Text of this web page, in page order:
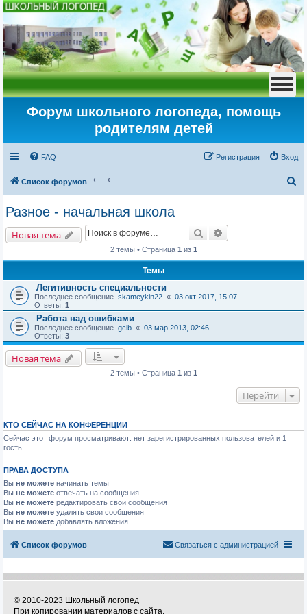
Форум школьного логопеда, помощь
родителям детей
FAQ Вход
Регистрация
Список форумов
о
Разное - начальная школа
Новая тема Поиск
2 темы • Страница 1 из 1
Темы
Легитивность специальности
Последнее сообщение skameykin22 « 03 окт 2017, 15:07
Ответы: 1
Работа над ошибками
Последнее сообщение gcib « 03 мар 2013, 02:46
Ответы: 3
Новая тема
2 темы • Страница 1 из 1
Перейти
КТО СЕЙЧАС НА КОНФЕРЕНЦИИ
Сейчас этот форум просматривают: нет зарегистрированных пользователей и 1
гость
ПРАВА ДОСТУПА
Вы не можете начинать темы
Вы не можете отвечать на сообщения
Вы не можете редактировать свои сообщения
Вы не можете удалять свои сообщения
Вы не можете добавлять вложения
Список форумов Связаться с администрацией
© 2010-2023 Школьный логопед
При копировании материалов с сайта,